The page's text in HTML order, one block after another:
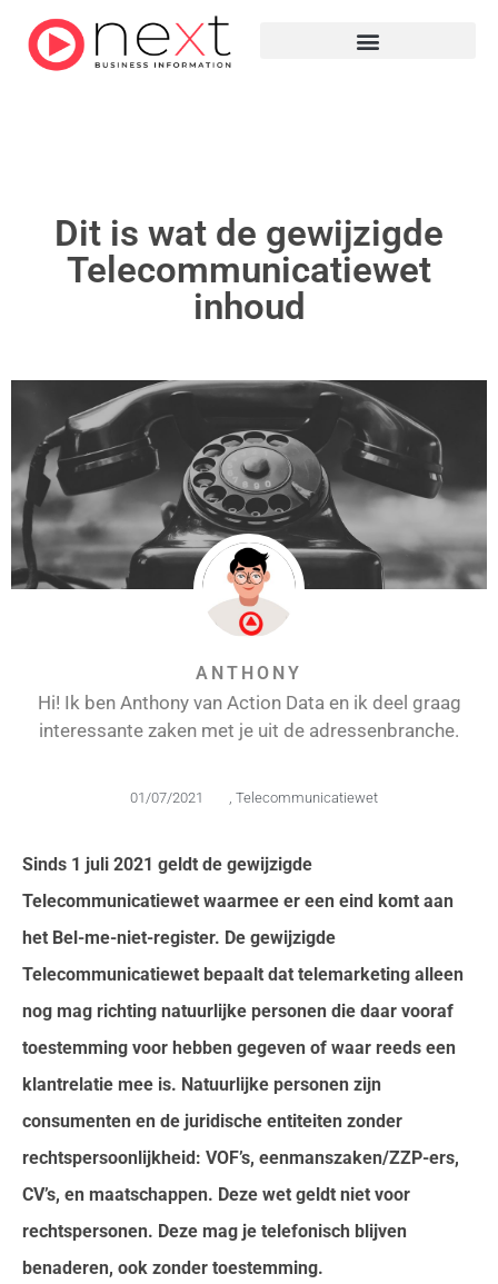
Dit is wat de gewijzigde
Telecommunicatiewet
inhoud​
ANTHONY
Hi! Ik ben Anthony van Action Data en ik deel graag
interessante zaken met je uit de adressenbranche.
01/07/2021 Telecommunicatiewet
Sinds 1 juli 2021 geldt de gewijzigde
Telecommunicatiewet waarmee er een eind komt aan
het Bel-me-niet-register. De gewijzigde
Telecommunicatiewet bepaalt dat telemarketing alleen
nog mag richting natuurlijke personen die daar vooraf
toestemming voor hebben gegeven of waar reeds een
klantrelatie mee is. Natuurlijke personen zijn
consumenten en de juridische entiteiten zonder
rechtspersoonlijkheid: VOF’s, eenmanszaken/ZZP-ers,
CV’s, en maatschappen. Deze wet geldt niet voor
rechtspersonen. Deze mag je telefonisch blijven
benaderen, ook zonder toestemming.